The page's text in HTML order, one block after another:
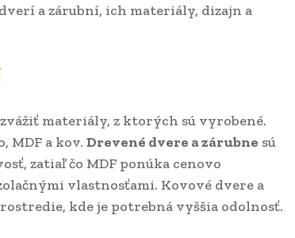
a zárubní, ich materiály, dizajn a
materiály, z ktorých sú vyrobené.
MDF a kov. Drevené dvere a zárubne sú
zatiaľ čo MDF ponúka cenovo
vlastnosťami. Kovové dvere a
kde je potrebná vyššia odolnosť.